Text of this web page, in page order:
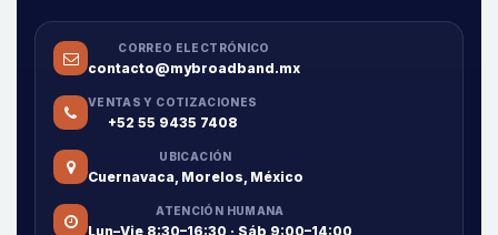
CORREO ELECTRÓNICO
contacto@mybroadband.mx
VENTAS Y COTIZACIONES
+52 55 9435 7408
UBICACIÓN
Cuernavaca, Morelos, México
ATENCIÓN HUMANA
Lun–Vie 8:30–16:30 · Sáb 9:00–14:00